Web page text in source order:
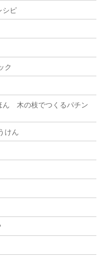
シピ
ク
ん 木の枝でつくるパチン
けん